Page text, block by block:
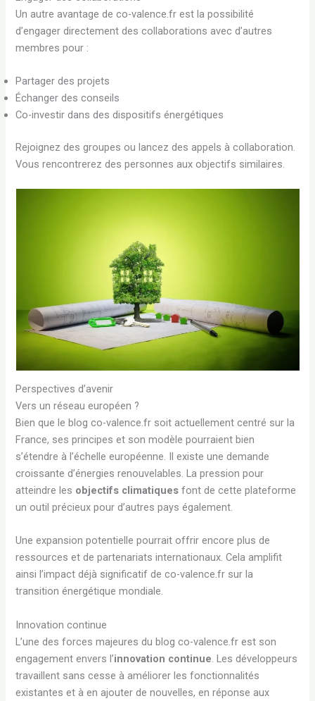
Un autre avantage de co-valence.fr est la possibilité
d’engager directement des collaborations avec d’autres
membres pour :
Partager des projets
Échanger des conseils
Co-investir dans des dispositifs énergétiques
Rejoignez des groupes ou lancez des appels à collaboration.
Vous rencontrerez des personnes aux objectifs similaires.
Perspectives d’avenir
Vers un réseau européen ?
Bien que le blog co-valence.fr soit actuellement centré sur la
France, ses principes et son modèle pourraient bien
s’étendre à l’échelle européenne. Il existe une demande
croissante d’énergies renouvelables. La pression pour
atteindre les objectifs climatiques font de cette plateforme
un outil précieux pour d’autres pays également.
Une expansion potentielle pourrait offrir encore plus de
ressources et de partenariats internationaux. Cela amplifit
ainsi l’impact déjà significatif de co-valence.fr sur la
transition énergétique mondiale.
Innovation continue
L’une des forces majeures du blog co-valence.fr est son
engagement envers l’innovation continue. Les développeurs
travaillent sans cesse à améliorer les fonctionnalités
existantes et à en ajouter de nouvelles, en réponse aux